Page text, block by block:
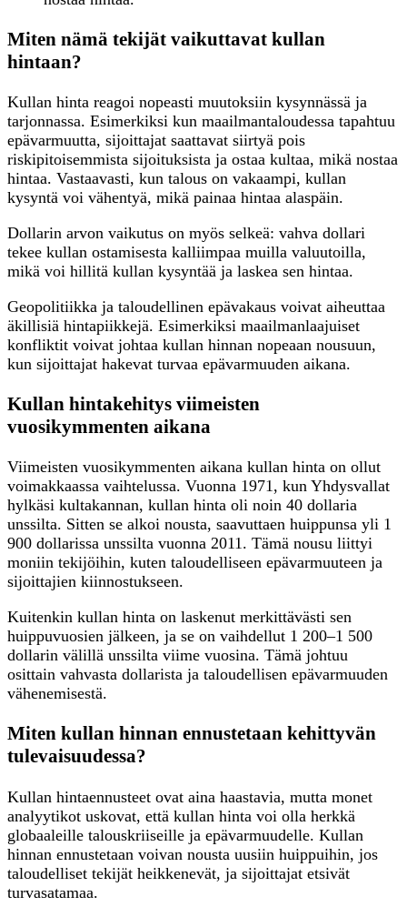
Miten nämä tekijät vaikuttavat kullan
hintaan?
Kullan hinta reagoi nopeasti muutoksiin kysynnässä ja
tarjonnassa. Esimerkiksi kun maailmantaloudessa tapahtuu
epävarmuutta, sijoittajat saattavat siirtyä pois
riskipitoisemmista sijoituksista ja ostaa kultaa, mikä nostaa
hintaa. Vastaavasti, kun talous on vakaampi, kullan
kysyntä voi vähentyä, mikä painaa hintaa alaspäin.
Dollarin arvon vaikutus on myös selkeä: vahva dollari
tekee kullan ostamisesta kalliimpaa muilla valuutoilla,
mikä voi hillitä kullan kysyntää ja laskea sen hintaa.
Geopolitiikka ja taloudellinen epävakaus voivat aiheuttaa
äkillisiä hintapiikkejä. Esimerkiksi maailmanlaajuiset
konfliktit voivat johtaa kullan hinnan nopeaan nousuun,
kun sijoittajat hakevat turvaa epävarmuuden aikana.
Kullan hintakehitys viimeisten
vuosikymmenten aikana
Viimeisten vuosikymmenten aikana kullan hinta on ollut
voimakkaassa vaihtelussa. Vuonna 1971, kun Yhdysvallat
hylkäsi kultakannan, kullan hinta oli noin 40 dollaria
unssilta. Sitten se alkoi nousta, saavuttaen huippunsa yli 1
900 dollarissa unssilta vuonna 2011. Tämä nousu liittyi
moniin tekijöihin, kuten taloudelliseen epävarmuuteen ja
sijoittajien kiinnostukseen.
Kuitenkin kullan hinta on laskenut merkittävästi sen
huippuvuosien jälkeen, ja se on vaihdellut 1 200–1 500
dollarin välillä unssilta viime vuosina. Tämä johtuu
osittain vahvasta dollarista ja taloudellisen epävarmuuden
vähenemisestä.
Miten kullan hinnan ennustetaan kehittyvän
tulevaisuudessa?
Kullan hintaennusteet ovat aina haastavia, mutta monet
analyytikot uskovat, että kullan hinta voi olla herkkä
globaaleille talouskriiseille ja epävarmuudelle. Kullan
hinnan ennustetaan voivan nousta uusiin huippuihin, jos
taloudelliset tekijät heikkenevät, ja sijoittajat etsivät
turvasatamaa.